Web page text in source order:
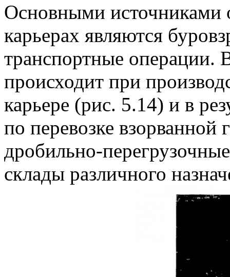
Основными источниками
карьерах являются
транспортные операции.
происходит при
карьере (рис. 5.14) и в
по перевозке
дробильно-
склады различного